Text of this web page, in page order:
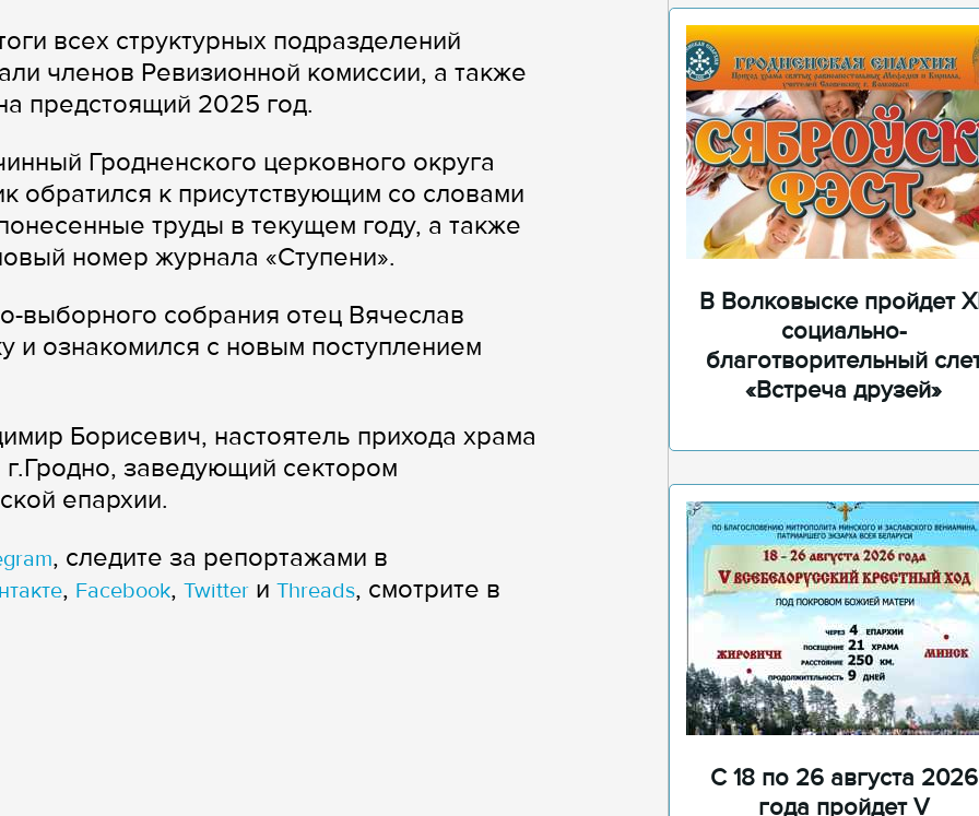
всех структурных подразделений
членов Ревизионной комиссии, а также
предстоящий 2025 год.
Гродненского церковного округа
обратился к присутствующим со словами
труды в текущем году, а также
номер журнала «Ступени».
выборного собрания отец Вячеслав
и ознакомился с новым поступлением
Борисевич, настоятель прихода храма
заведующий сектором
епархии.
, следите за репортажами в
, Facebook, Twitter и Threads, смотрите в
В Волковыске пройдет
социально-
благотворительный
«Встреча друзей»
С 18 по 26 августа 2026
года пройдет V